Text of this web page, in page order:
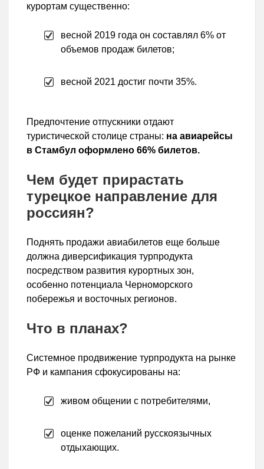
курортам существенно:
весной 2019 года он составлял 6% от
объемов продаж билетов;
весной 2021 достиг почти 35%.
Предпочтение отпускники отдают
туристической столице страны: на авиарейсы
в Стамбул оформлено 66% билетов.
Чем будет прирастать
турецкое направление для
россиян?
Поднять продажи авиабилетов еще больше
должна диверсификация турпродукта
посредством развития курортных зон,
особенно потенциала Черноморского
побережья и восточных регионов.
Что в планах?
Системное продвижение турпродукта на рынке
РФ и кампания сфокусированы на:
живом общении с потребителями,
оценке пожеланий русскоязычных
отдыхающих.